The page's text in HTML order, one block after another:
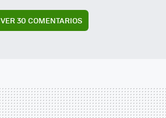
VER30 COMENTARIOS